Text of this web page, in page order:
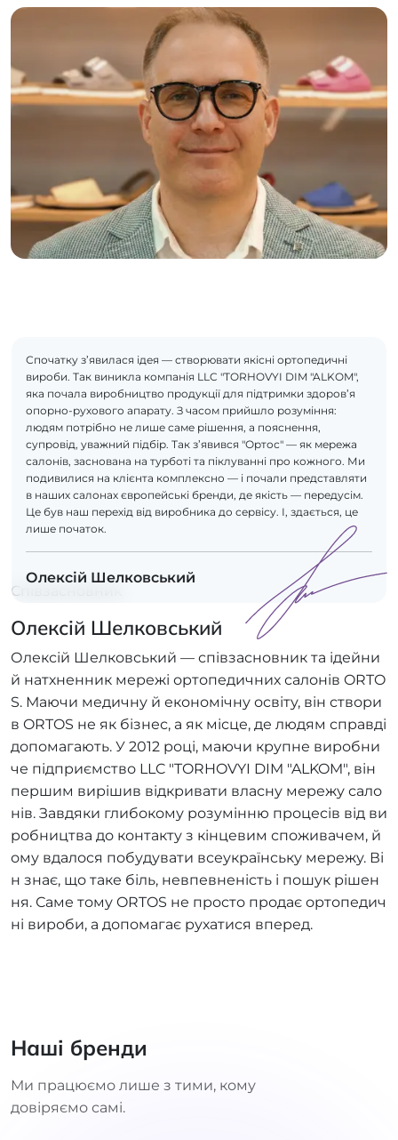
Спочатку з’явилася ідея — створювати якісні ортопедичні
вироби. Так виникла компанія LLC "TORHOVYI DIM "ALKOM",
яка почала виробництво продукції для підтримки здоров’я
опорно-рухового апарату. З часом прийшло розуміння:
людям потрібно не лише саме рішення, а пояснення,
супровід, уважний підбір. Так з’явився "Ортос" — як мережа
салонів, заснована на турботі та піклуванні про кожного. Ми
подивилися на клієнта комплексно — і почали представляти
в наших салонах європейські бренди, де якість — передусім.
Це був наш перехід від виробника до сервісу. І, здається, це
лише початок.
Олексій Шелковський
Співзасновник
Олексій Шелковський
Олексій Шелковський — співзасновник та ідейни
й натхненник мережі ортопедичних салонів ORTO
S. Маючи медичну й економічну освіту, він створи
в ORTOS не як бізнес, а як місце, де людям справді
допомагають. У 2012 році, маючи крупне виробни
че підприємство LLC "TORHOVYI DIM "ALKOM", він
першим вирішив відкривати власну мережу сало
нів. Завдяки глибокому розумінню процесів від ви
робництва до контакту з кінцевим споживачем, й
ому вдалося побудувати всеукраїнську мережу. Ві
н знає, що таке біль, невпевненість і пошук рішен
ня. Саме тому ORTOS не просто продає ортопедич
ні вироби, а допомагає рухатися вперед.
Наші бренди
Ми працюємо лише з тими, кому
довіряємо самі.